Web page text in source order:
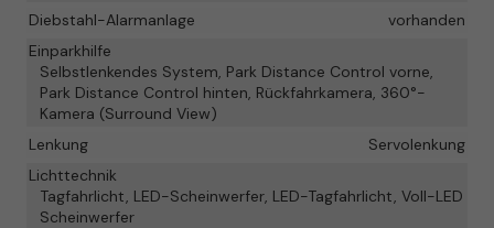
Diebstahl-Alarmanlage
vorhanden
Einparkhilfe
Selbstlenkendes System, Park Distance Control vorne,
Park Distance Control hinten, Rückfahrkamera, 360°-
Kamera (Surround View)
Lenkung
Servolenkung
Lichttechnik
Tagfahrlicht, LED-Scheinwerfer, LED-Tagfahrlicht, Voll-LED
Scheinwerfer